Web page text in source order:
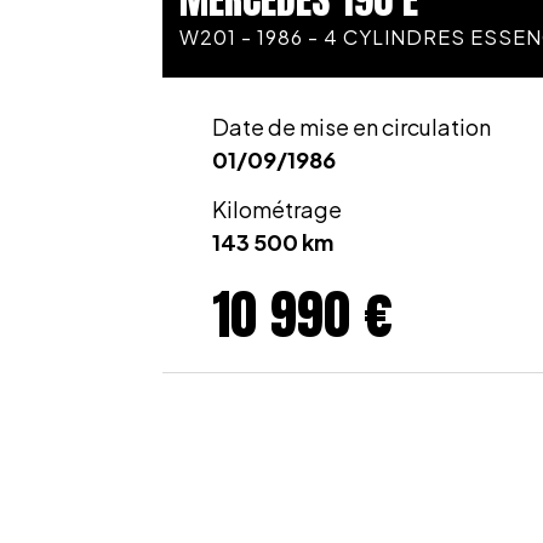
W201 - 1986 - 4 CYLINDRES
Date de mise en circulation
01/09/1986
Kilométrage
143 500 km
10 990 €